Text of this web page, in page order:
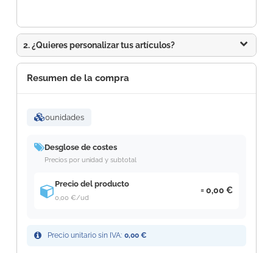
2. ¿Quieres personalizar tus artículos?
Resumen de la compra
0unidades
Desglose de costes
Precios por unidad y subtotal
Precio del producto
0,00 €/ud
0,00 €
Precio unitario sin IVA: 0,00 €